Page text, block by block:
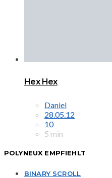
Hex Hex
Daniel
28.05.12
10
5 min
POLYNEUX EMPFIEHLT
BINARY SCROLL